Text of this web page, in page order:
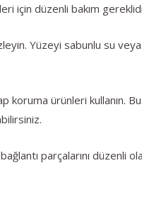
için düzenli bakım
Yüzeyi sabunlu su
koruma ürünleri kullanın.
parçalarını düzenli